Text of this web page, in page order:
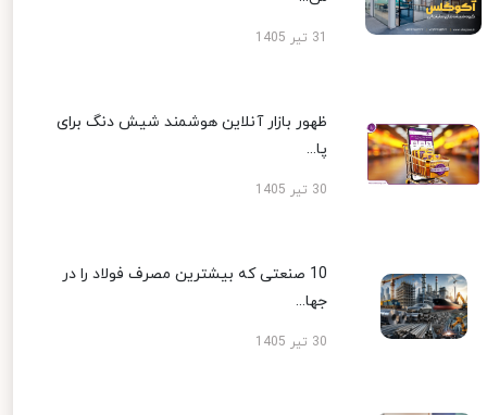
ظهور بازار آنلاین هوشمند شیش دنگ برای
پا...
30 تیر 1405
10 صنعتی که بیشترین مصرف فولاد را در
جها...
30 تیر 1405